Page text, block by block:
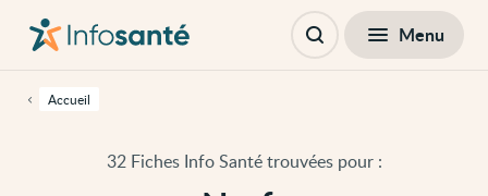
contenu
cette
32 Fiches Info Santé trouvées pour :
Accueil
principale
Ouvrir Menu
Filtres Fermer